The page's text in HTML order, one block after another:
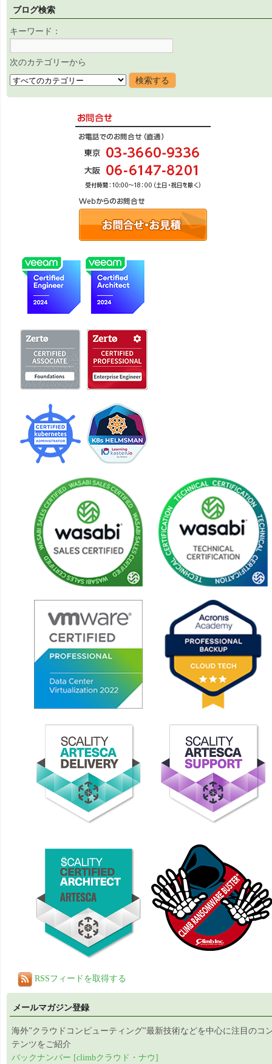
ブログ検索
キーワード：
次のカテゴリーから
RSSフィードを取得する
メールマガジン登録
海外”クラウドコンピューティング”最新技術などを中心に注目のコ
テンツをご紹介
バックナンバー [climbクラウド・ナウ]